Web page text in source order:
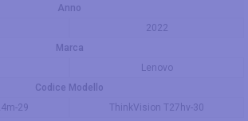
Anno
2022
Marca
Lenovo
Codice Modello
29
ThinkVision T27hv-30